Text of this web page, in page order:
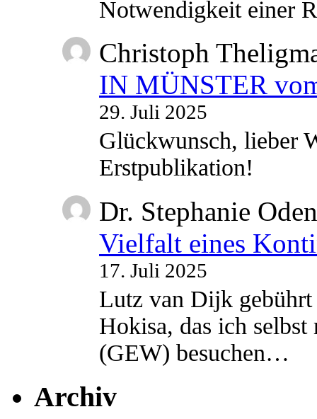
Notwendigkeit einer
Christoph
IN MÜNSTER
29. Juli 2025
Glückwunsch, lieber
Erstpublikation!
Dr. Stephanie
Vielfalt eines
17. Juli 2025
Lutz van Dijk
Hokisa, das ich
(GEW) besuchen…
Archiv